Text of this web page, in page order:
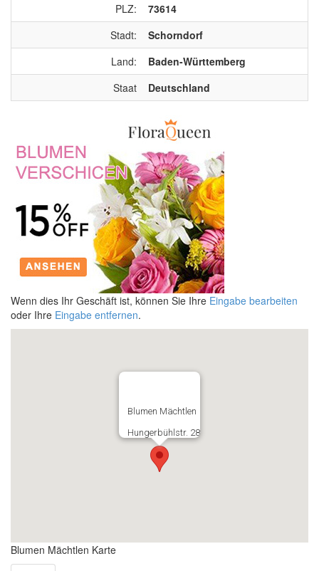
PLZ:
73614
Stadt:
Schorndorf
Land:
Baden-Württemberg
Staat
Deutschland
Wenn dies Ihr Geschäft ist, können Sie Ihre Eingabe bearbeiten
oder Ihre Eingabe entfernen.
Blumen Mächtlen
Hungerbühlstr. 28
Blumen Mächtlen Karte